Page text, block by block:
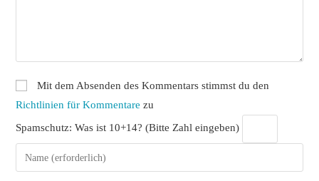
Mit dem Absenden des Kommentars stimmst du den
Richtlinien für Kommentare zu
Spamschutz: Was ist 10+14? (Bitte Zahl eingeben)
Gib
deinen